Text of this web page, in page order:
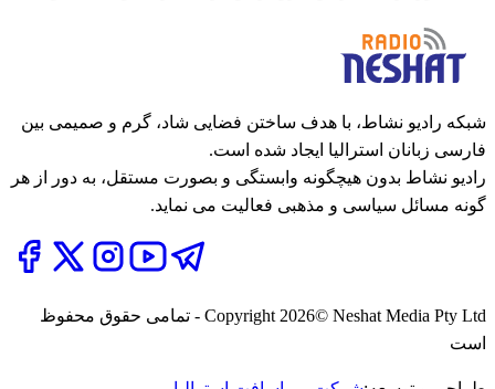
شبکه رادیو نشاط، با هدف ساختن فضایی شاد، گرم و صمیمی بین
فارسی زبانان استرالیا ایجاد شده است.
رادیو نشاط بدون هیچگونه وابستگی و بصورت مستقل، به دور از هر
گونه مسائل سیاسی و مذهبی فعالیت می نماید.
Copyright 2026
© Neshat Media Pty Ltd - تمامی حقوق محفوظ
است